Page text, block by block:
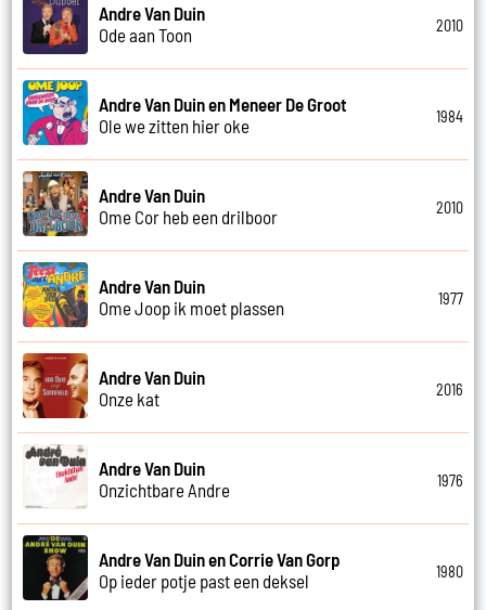
Andre Van Duin
Ode aan Toon
2010
Andre Van Duin en Meneer De Groot
Ole we zitten hier oke
1984
Andre Van Duin
Ome Cor heb een drilboor
2010
Andre Van Duin
Ome Joop ik moet plassen
1977
Andre Van Duin
Onze kat
2016
Andre Van Duin
Onzichtbare Andre
1976
Andre Van Duin en Corrie Van Gorp
Op ieder potje past een deksel
1980